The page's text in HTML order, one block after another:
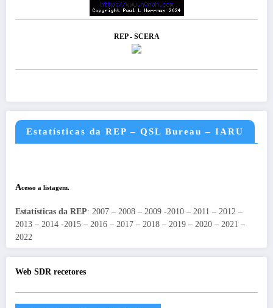
REP - SCERA
Estatísticas da REP – QSL Bureau – IARU
Acesso a listagem.
Estatísticas da REP: 2007 – 2008 – 2009 -2010 – 2011 – 2012 –
2013 – 2014 -2015 – 2016 – 2017 – 2018 – 2019 – 2020 – 2021 –
2022
Web SDR recetores